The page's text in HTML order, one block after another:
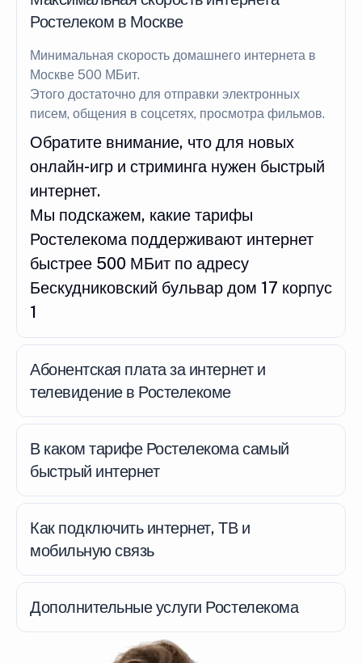
Ростелеком в Москве
Минимальная скорость домашнего интернета в
Москве 500 МБит.
Этого достаточно для отправки электронных
писем, общения в соцсетях, просмотра фильмов.
Обратите внимание, что для новых
онлайн-игр и стриминга нужен быстрый
интернет.
Мы подскажем, какие тарифы
Ростелекома поддерживают интернет
быстрее 500 МБит по адресу
Бескудниковский бульвар дом 17 корпус
1
Абонентская плата за интернет и
телевидение в Ростелекоме
В каком тарифе Ростелекома самый
быстрый интернет
Как подключить интернет, ТВ и
мобильную связь
Дополнительные услуги Ростелекома